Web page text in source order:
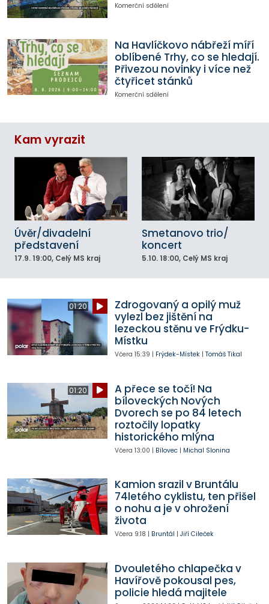
Komerční sdělení
Na Havlíčkovo nábřeží míří
oblíbené Trhy, co se hledají.
Přivezou novinky i více než
čtyřicet stánků
Komerční sdělení
Kam vyrazit
Úvěr/divadelní
představení
17.9. 19:00, Celý MS kraj
Smetanovo trio/
koncert
5.10. 18:00, Celý MS kraj
01:20
Zdrogovaný a opilý muž
vylezl bez jištění na
lezeckou stěnu ve Frýdku-
Místku
Včera 15:39 | Frýdek-Místek| Tomáš Tikal
01:20
A přece se točí! Na
bíloveckých Nových
Dvorech se po 84 letech
roztočily lopatky
historického mlýna
Včera 13:00 | Bílovec| Michal Slonina
Kamion srazil v Bruntálu
74letého cyklistu, ten přišel
o nohu a je v ohrožení
života
Včera 9:18 | Bruntál | Jiří Cileček
Dvouletého chlapečka v
Havířově pokousal pes,
policie hledá majitele